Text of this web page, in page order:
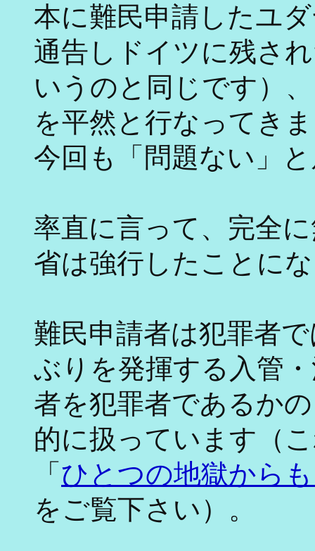
本に難民申請したユ
通告しドイツに残さ
いうのと同じです）
を平然と行なってき
今回も「問題ない」
率直に言って、完全
省は強行したことに
難民申請者は犯罪者
ぶりを発揮する入管
者を犯罪者であるか
的に扱っています（
「 ひとつの地獄から
をご覧下さい）。